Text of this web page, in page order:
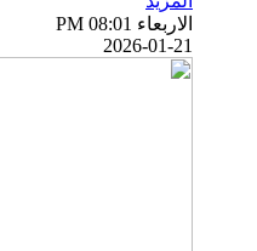
الاربعاء PM 08:01
2026-01-21